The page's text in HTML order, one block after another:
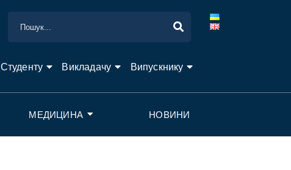
Студенту Викладачу Випускнику
МЕДИЦИНА НОВИНИ